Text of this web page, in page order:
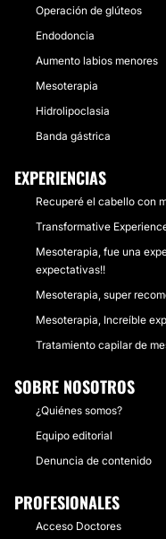
Operación de glúteos
Endodoncia
Aumento labios menores
Mesoterapia
Hidrolipoclasia
Banda gástrica
EXPERIENCIAS
Recuperé el cabello con
Transformative
Mesoterapia, fue una
expectativas!!
Mesoterapia, super
Mesoterapia, Increíble
Tratamiento capilar de
SOBRE NOSOTROS
¿Quiénes somos?
Equipo editorial
Denuncia de contenido
PROFESIONALES
Acceso Doctores